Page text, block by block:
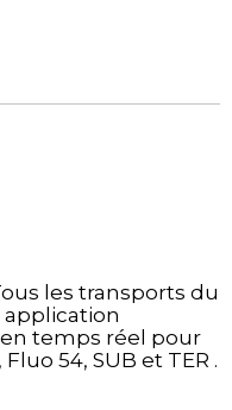
les transports du
application
temps réel pour
54, SUB et TER .